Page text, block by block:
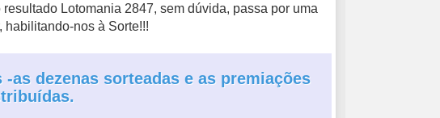
Lotomania 2847, sem dúvida, passa por uma
habilitando-nos à Sorte!!!
dezenas sorteadas e as premiações